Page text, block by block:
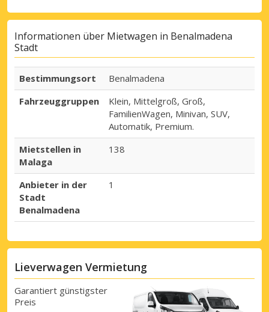
Informationen über Mietwagen in Benalmadena
Stadt
Bestimmungsort
Benalmadena
Fahrzeuggruppen
Klein, Mittelgroß, Groß,
FamilienWagen, Minivan, SUV,
Automatik, Premium.
Mietstellen in
Malaga
138
Anbieter in der
Stadt
Benalmadena
1
Lieverwagen Vermietung
Garantiert günstigster
Preis